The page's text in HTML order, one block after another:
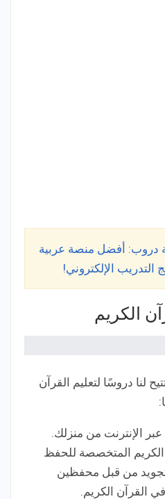
دروب: أفضل منصة عربية
التدريب الإلكتروني!
الكريم
لنا دروسًا لتعليم القرآن
الإنترنت من منزلك.
المتخصصة للحفظ
من قبل محفظين
القرآن الكريم.